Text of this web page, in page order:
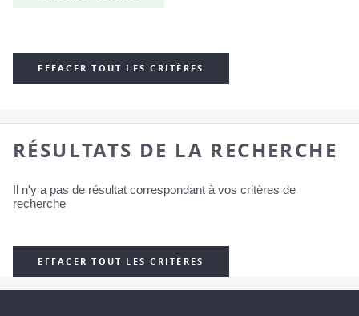
EFFACER TOUT LES CRITÈRES
RÉSULTATS DE LA RECHERCHE
Il n'y a pas de résultat correspondant à vos critères de
recherche
EFFACER TOUT LES CRITÈRES